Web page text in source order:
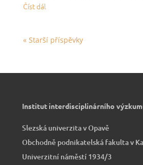
Číst dál
Starší příspěvky
Institut interdisciplinárního
Slezská univerzita v Opavě
Obchodně podnikatelská fakulta v
Univerzitní náměstí 1934/3